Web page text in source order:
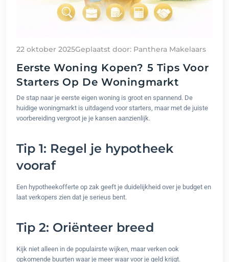
22 oktober 2025Geplaatst door: Panthera Makelaars
Eerste Woning Kopen? 5 Tips Voor
Starters Op De Woningmarkt
De stap naar je eerste eigen woning is groot en spannend. De
huidige woningmarkt is uitdagend voor starters, maar met de juiste
voorbereiding vergroot je je kansen aanzienlijk.
Tip 1: Regel je hypotheek
vooraf
Een hypotheekofferte op zak geeft je duidelijkheid over je budget en
laat verkopers zien dat je serieus bent.
Tip 2: Oriënteer breed
Kijk niet alleen in de populairste wijken, maar verken ook
opkomende buurten waar je meer waar voor je geld krijgt.